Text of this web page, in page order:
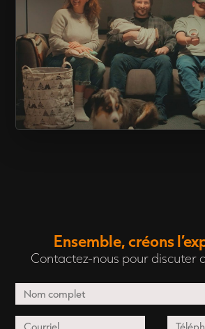
Ensemble, créons
Contactez-nous pour discuter